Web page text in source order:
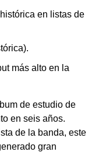
en listas de
más alto en la
de estudio de
en seis años.
de la banda, este
gran